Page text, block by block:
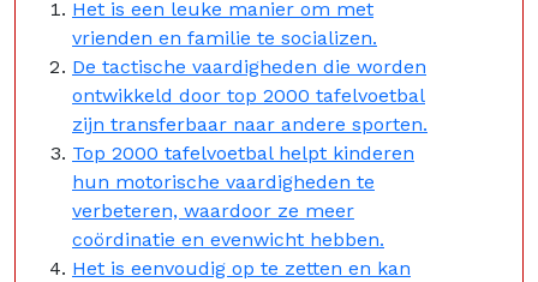
Het is een leuke manier om met
vrienden en familie te socializen.
De tactische vaardigheden die worden
ontwikkeld door top 2000 tafelvoetbal
zijn transferbaar naar andere sporten.
Top 2000 tafelvoetbal helpt kinderen
hun motorische vaardigheden te
verbeteren, waardoor ze meer
coördinatie en evenwicht hebben.
Het is eenvoudig op te zetten en kan